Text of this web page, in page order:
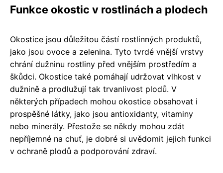
Funkce okostic v rostlinách a plodech
Okostice jsou důležitou částí rostlinných produktů,
jako jsou ovoce a zelenina. Tyto tvrdé vnější vrstvy
chrání dužninu rostliny před vnějším prostředím a
škůdci. Okostice také pomáhají udržovat vlhkost v
dužnině a prodlužují tak trvanlivost plodů. V
některých případech mohou okostice obsahovat i
prospěšné látky, jako jsou antioxidanty, vitaminy
nebo minerály. Přestože se někdy mohou zdát
nepříjemné na chuť, je dobré si uvědomit jejich funkci
v ochraně plodů a podporování zdraví.